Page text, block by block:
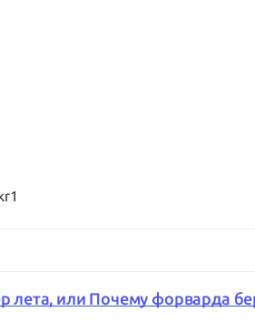
лета, или Почему форварда